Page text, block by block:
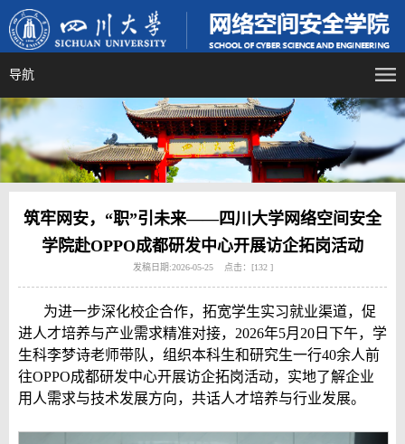
导航
筑牢网安，“职”引未来——四川大学网络空间安全
学院赴OPPO成都研发中心开展访企拓岗活动
发稿日期:2026-05-25 点击：[132 ]
为进一步深化校企合作，拓宽学生实习就业渠道，促
进人才培养与产业需求精准对接，2026年5月20日下午，学
生科李梦诗老师带队，组织本科生和研究生一行40余人前
往OPPO成都研发中心开展访企拓岗活动，实地了解企业
用人需求与技术发展方向，共话人才培养与行业发展。